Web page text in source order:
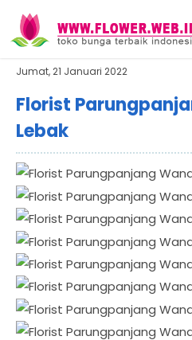
Jumat, 21 Januari 2022
Florist
Lebak